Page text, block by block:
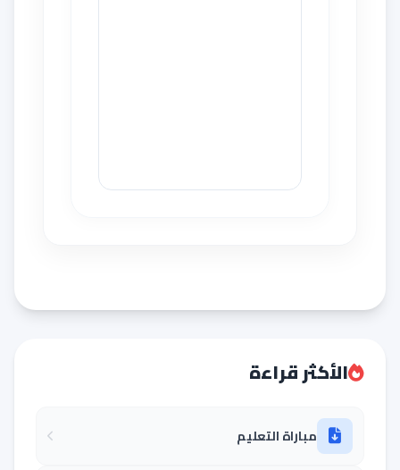
الأكثر قراءة
مباراة التعليم